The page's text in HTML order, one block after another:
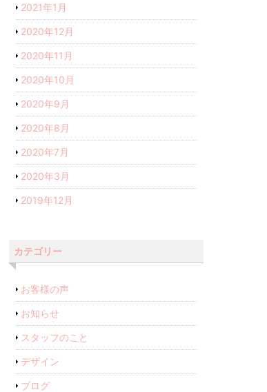
2021年1月
2020年12月
2020年11月
2020年10月
2020年9月
2020年8月
2020年7月
2020年3月
2019年12月
カテゴリー
お客様の声
お知らせ
スタッフのこと
デザイン
ブログ